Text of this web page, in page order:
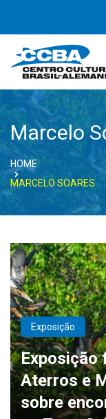
Marcelo
HOME
MARCELO SOARES
Exposição
Exposição
Aterros e
sobre